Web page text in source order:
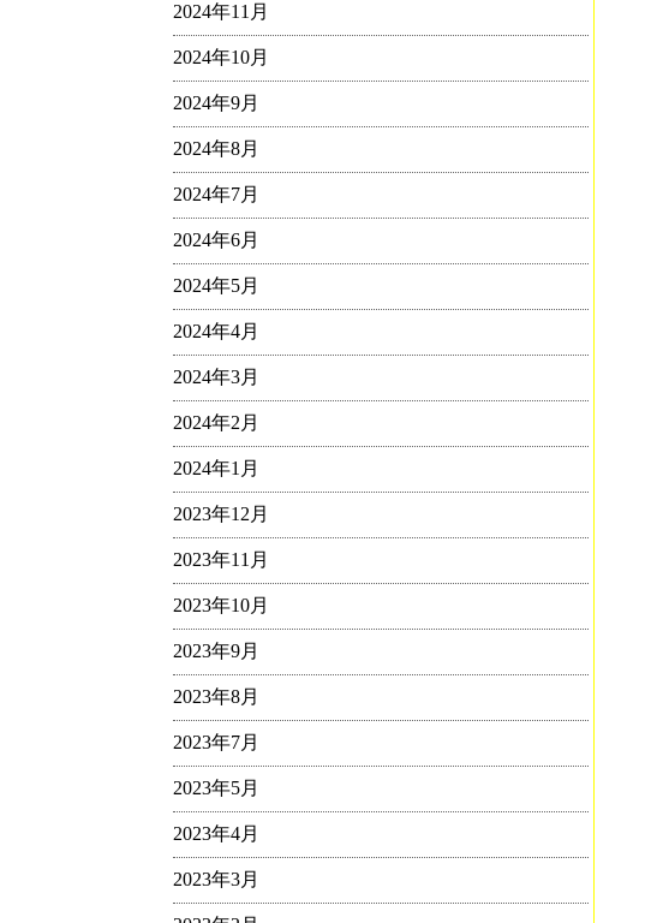
2024年11月
2024年10月
2024年9月
2024年8月
2024年7月
2024年6月
2024年5月
2024年4月
2024年3月
2024年2月
2024年1月
2023年12月
2023年11月
2023年10月
2023年9月
2023年8月
2023年7月
2023年5月
2023年4月
2023年3月